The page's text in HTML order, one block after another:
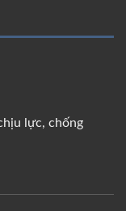
lực, chống